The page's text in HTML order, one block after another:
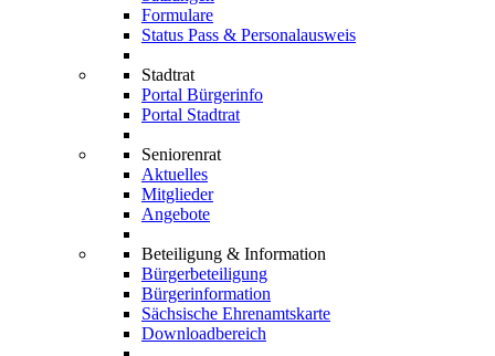
Formulare
Status Pass & Personalausweis
Stadtrat
Portal Bürgerinfo
Portal Stadtrat
Seniorenrat
Aktuelles
Mitglieder
Angebote
Beteiligung & Information
Bürgerbeteiligung
Bürgerinformation
Sächsische Ehrenamtskarte
Downloadbereich